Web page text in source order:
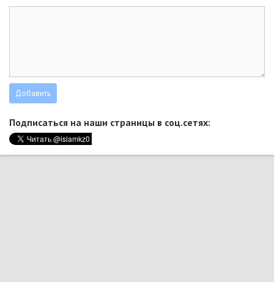
Подписаться на наши страницы в соц.сетях: